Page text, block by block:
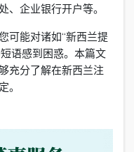
、企业银行开户等。
可能对诸如“新西兰提
语感到困惑。本篇文
充分了解在新西兰注
。